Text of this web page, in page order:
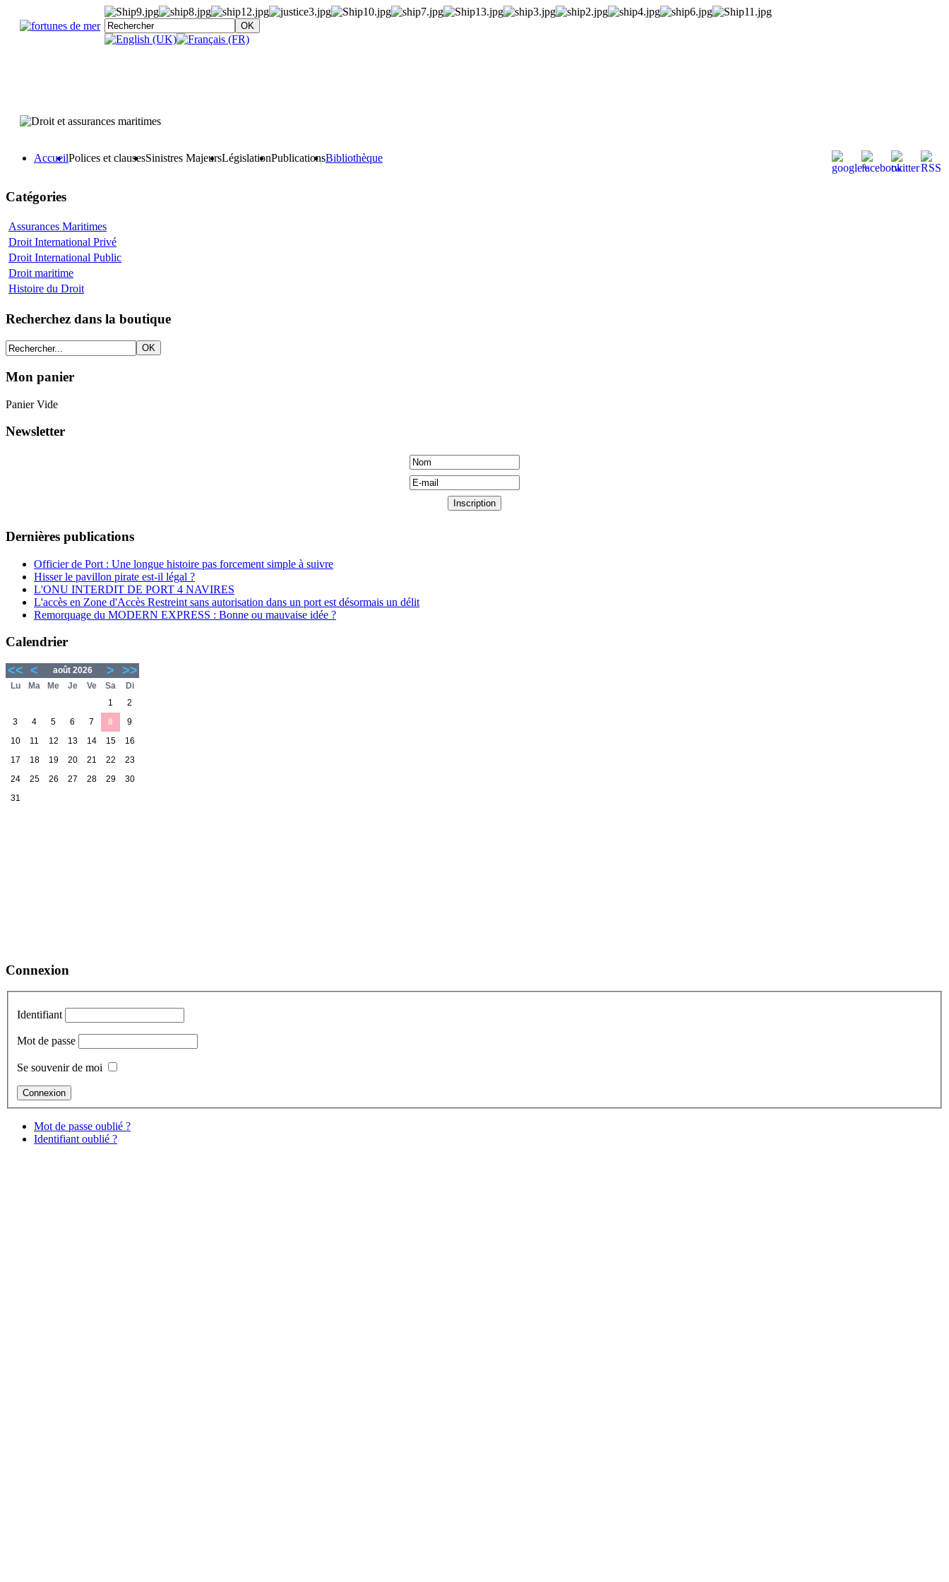
AccueilPolices et clausesSinistres MajeursLégislationPublicationsBibliothèque
Catégories
Assurances Maritimes
Droit International Privé
Droit International Public
Droit maritime
Histoire du Droit
Recherchez dans la boutique
Mon panier
Panier Vide
Newsletter
Dernières publications
Officier de Port : Une longue histoire pas forcement simple à suivre
Hisser le pavillon pirate est-il légal ?
L'ONU INTERDIT DE PORT 4 NAVIRES
L'accès en Zone d'Accès Restreint sans autorisation dans un port est désormais un délit
Remorquage du MODERN EXPRESS : Bonne ou mauvaise idée ?
Calendrier
<< < août 2026 > >>
Lu Ma Me Je Ve Sa
Di
1
2
3
4 5 6 7 8
9
10
11 12 13 14 15
16
17
18 19 20 21 22
23
24
25 26 27 28 29
30
31
Connexion
Identifiant
Mot de passe
Se souvenir de moi
Mot de passe oublié ?
Identifiant oublié ?